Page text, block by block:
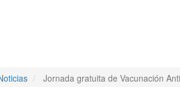
Jornada gratuita de Vacunación